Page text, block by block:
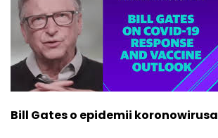
Bill Gates o epidemii koronowirusa